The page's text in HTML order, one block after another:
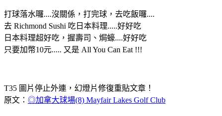
打球落水囉....沒關係，打完球，去吃飯囉....
去 Richmond Sushi 吃日本料理.....好好吃
日本料理超好吃，握壽司、焗蠔....好好吃
只要加幣10元..... 又是 All You Can Eat !!!
T35 圖片停止外連，幻燈片修復重貼文章！
原文： ◎加拿大球場(8) Mayfair Lakes Golf Club